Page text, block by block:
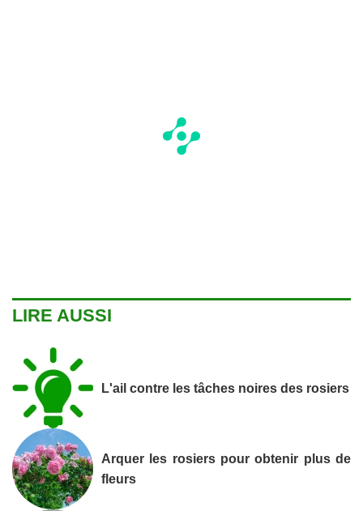
LIRE AUSSI
L'ail contre les tâches noires des rosiers
Arquer les rosiers pour obtenir plus de
fleurs